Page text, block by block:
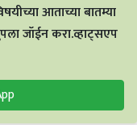
आताच्या बातम्या
जॉईन करा.व्हाट्सएप